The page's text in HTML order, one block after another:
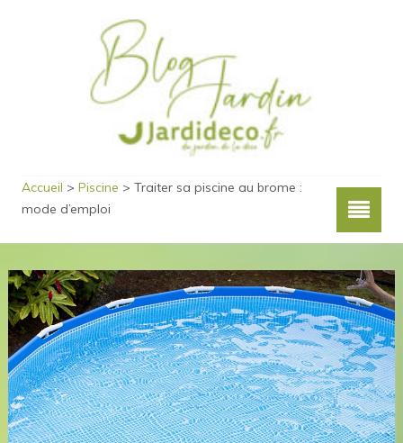
Accueil > Piscine > Traiter sa piscine au brome :
mode d’emploi